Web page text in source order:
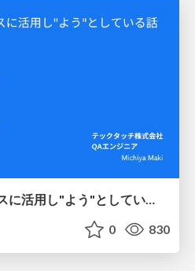
0 830